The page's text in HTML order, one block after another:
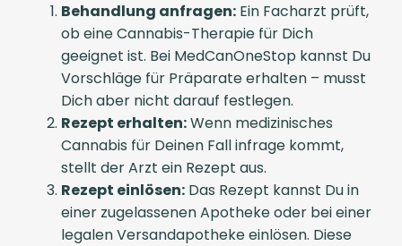
Behandlung anfragen: Ein Facharzt prüft,
ob eine Cannabis-Therapie für Dich
geeignet ist. Bei MedCanOneStop kannst Du
Vorschläge für Präparate erhalten – musst
Dich aber nicht darauf festlegen.
Rezept erhalten:Wenn medizinisches
Cannabis für Deinen Fall infrage kommt,
stellt der Arzt ein Rezept aus.
Rezept einlösen: Das Rezept kannst Du in
einer zugelassenen Apotheke oder bei einer
legalen Versandapotheke einlösen. Diese